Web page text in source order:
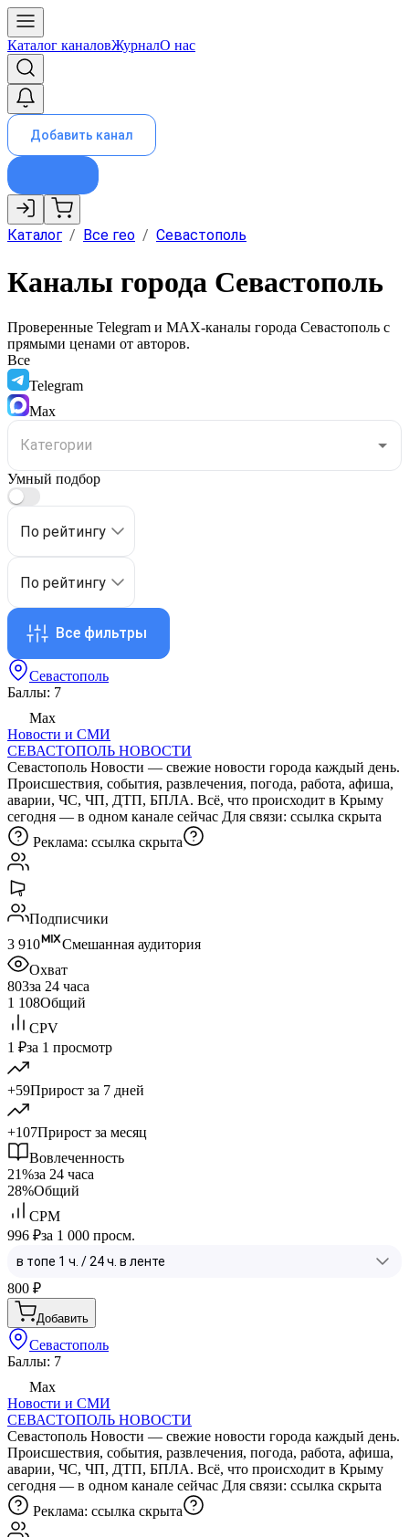
Каталог каналовЖурналО нас
Добавить канал
Каталог / Все гео / Севастополь
Каналы города Севастополь
Проверенные Telegram и MAX-каналы города Севастополь с
прямыми ценами от авторов.
Все
Telegram
Max
Умный подбор
По рейтингу
По рейтингу
Все фильтры
Севастополь
Баллы: 7
Max
Новости и СМИ
СЕВАСТОПОЛЬ НОВОСТИ
Севастополь Новости — свежие новости города каждый день.
Происшествия, события, развлечения, погода, работа, афиша,
аварии, ЧС, ЧП, ДТП, БПЛА. Всё, что происходит в Крыму
сегодня — в одном канале сейчас Для связи: ссылка скрыта
Реклама: ссылка скрыта
Подписчики
3 910
Смешанная аудитория
Охват
803за 24 часа
1 108Общий
CPV
1 ₽за 1 просмотр
+59Прирост за 7 дней
+107Прирост за месяц
Вовлеченность
21%за 24 часа
28%Общий
CPM
996 ₽за 1 000 просм.
800 ₽
Добавить
Севастополь
Баллы: 7
Max
Новости и СМИ
СЕВАСТОПОЛЬ НОВОСТИ
Севастополь Новости — свежие новости города каждый день.
Происшествия, события, развлечения, погода, работа, афиша,
аварии, ЧС, ЧП, ДТП, БПЛА. Всё, что происходит в Крыму
сегодня — в одном канале сейчас Для связи: ссылка скрыта
Реклама: ссылка скрыта